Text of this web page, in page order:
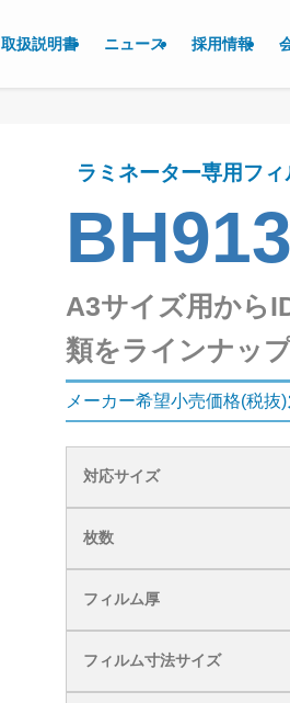
取扱説明書 ニュース 採用情報
ラミネーター専用フ
BH913
A3サイズ用から
類をラインナッ
メーカー希望小売価格(税抜)
対応サイズ
枚数
フィルム厚
フィルム寸法サイズ